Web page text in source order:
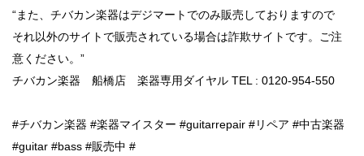
“また、チバカン楽器はデジマートでのみ販売しておりますので
それ以外のサイトで販売されている場合は詐欺サイトです。ご注
意ください。”
チバカン楽器 船橋店 楽器専用ダイヤル TEL : 0120-954-550
#チバカン楽器 #楽器マイスター #guitarrepair #リペア #中古楽器
#guitar #bass #販売中 #